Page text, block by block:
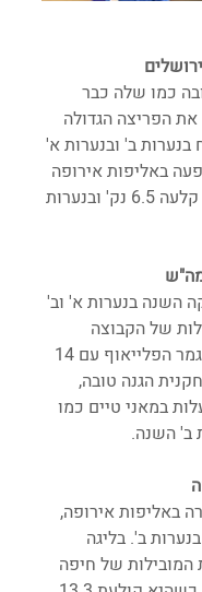
כמו שלה כבר
הפריצה הגדולה
בנערות ב' ובנערות א'
באליפות אירופה
בטח תתרום לה עוד קצת. בנערות ב' קלעה 6.5 נק' ובנערות
השנה בנערות א' וב'
של הקבוצה
הגנה טובה,
במאני טיים כמו
ב' השנה.
באליפות אירופה,
ב'. בליגה
המובילות של חיפה